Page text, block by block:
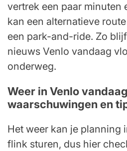
vertrek een paar minuten
kan een alternatieve
een park-and-ride. Zo
nieuws Venlo vandaag
onderweg.
Weer in Venlo
waarschuwingen en
Het weer kan je planning
flink sturen, dus hier